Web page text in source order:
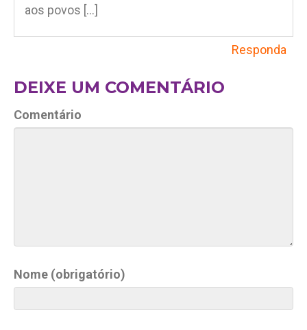
aos povos […]
Responda
DEIXE UM COMENTÁRIO
Comentário
Nome (obrigatório)